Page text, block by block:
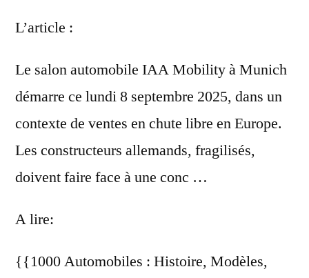
L’article :
Le salon automobile IAA Mobility à Munich
démarre ce lundi 8 septembre 2025, dans un
contexte de ventes en chute libre en Europe.
Les constructeurs allemands, fragilisés,
doivent faire face à une conc …
A lire:
{{1000 Automobiles : Histoire, Modèles,